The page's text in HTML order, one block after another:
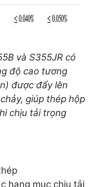
và S355JR có
độ cao tương
được đẩy lên
giúp thép hộp
chịu tải trọng
hạng mục chịu tải